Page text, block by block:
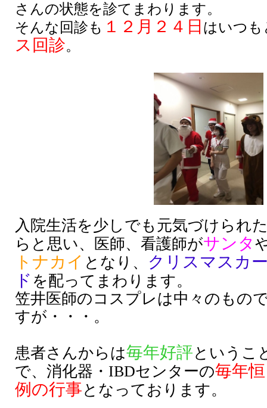
さんの状態を診てまわります。
そんな回診も １２月２４日 はいつも
ス回診。
入院生活を少しでも元気づけられ
らと思い、医師、看護師がサンタ
トナカイ となり、
クリスマスカ
ド を配ってまわります。
笠井医師のコスプレは中々のもの
すが・・・。
患者さんからは毎年好評というこ
で、消化器・IBDセンターの毎年恒
例の行事となっております。